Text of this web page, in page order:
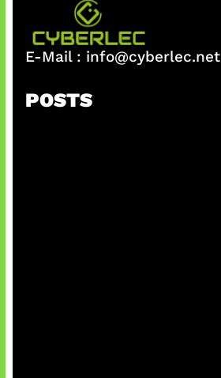
E-Mail : info@cyberlec.net
POSTS